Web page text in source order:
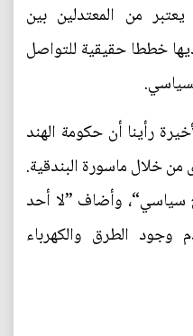
من المعتدلين بين
خططا حقيقية للتواصل
رأينا أن حكومة الهند
خلال ماسورة البندقية.
وأضاف ”لا أحد
الطرق والكهرباء